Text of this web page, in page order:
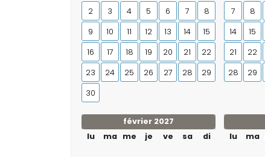
2
3 4 5 6 7
8
9
10 11 12 13 14
15
16
17 18 19 20 21
22
23
24 25 26 27 28
29
30
7
8
14
15
21
22
28
29
février 2027
lu
ma me je ve sa di
lu
ma